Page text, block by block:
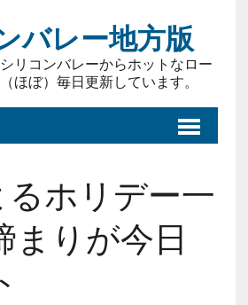
バレー地方版
リコンバレーからホットなロー
ほぼ）毎日更新しています。
るホリデー一
まりが今日